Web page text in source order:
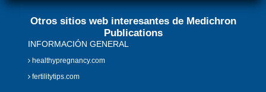
Otros sitios web interesantes de Medichron
Publications
INFORMACIÓN GENERAL
healthypregnancy.com
fertilitytips.com